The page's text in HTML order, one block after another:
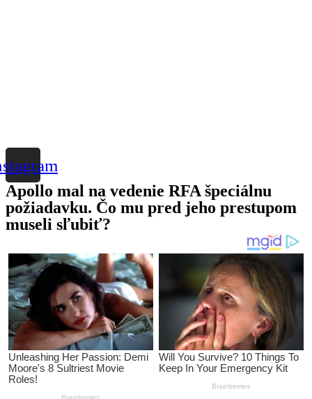
Apollo mal na vedenie RFA špeciálnu
požiadavku. Čo mu pred jeho prestupom
museli sľubiť?